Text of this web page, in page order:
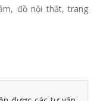
đồ nội thất, trang